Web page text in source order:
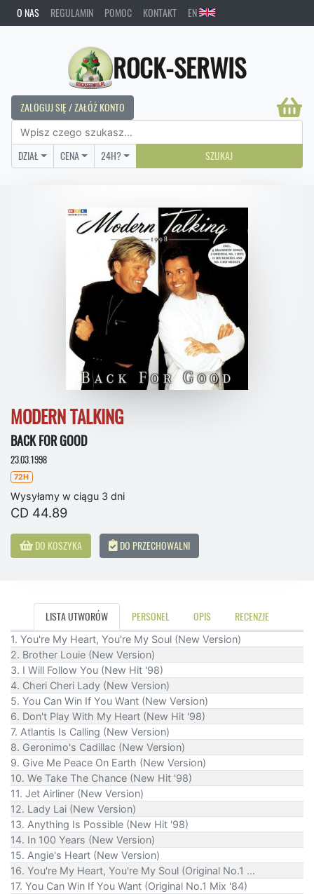
O NAS REGULAMIN POMOC KONTAKT EN
ROCK-SERWIS
ZALOGUJ SIĘ / ZAŁÓŻ KONTO
DZIAŁ CENA 24H? SZUKAJ
MODERN TALKING
BACK FOR GOOD
23.03.1998
72H
Wysyłamy w ciągu 3 dni
CD 44.89
DO KOSZYKA DO PRZECHOWALNI
LISTA UTWORÓW PERSONEL OPIS RECENZJE
1. You're My Heart, You're My Soul (New Version)
2. Brother Louie (New Version)
3. I Will Follow You (New Hit '98)
4. Cheri Cheri Lady (New Version)
5. You Can Win If You Want (New Version)
6. Don't Play With My Heart (New Hit '98)
7. Atlantis Is Calling (New Version)
8. Geronimo's Cadillac (New Version)
9. Give Me Peace On Earth (New Version)
10. We Take The Chance (New Hit '98)
11. Jet Airliner (New Version)
12. Lady Lai (New Version)
13. Anything Is Possible (New Hit '98)
14. In 100 Years (New Version)
15. Angie's Heart (New Version)
16. You're My Heart, You're My Soul (Original No.1 ...
17. You Can Win If You Want (Original No.1 Mix '84)